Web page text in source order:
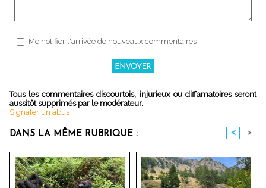
Me notifier l'arrivée de nouveaux commentaires
Tous les commentaires discourtois, injurieux ou diffamatoires seront
aussitôt supprimés par le modérateur.
Signaler un abus
DANS LA MÊME RUBRIQUE : < >